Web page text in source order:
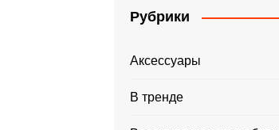
Рубрики
Аксессуары
В тренде